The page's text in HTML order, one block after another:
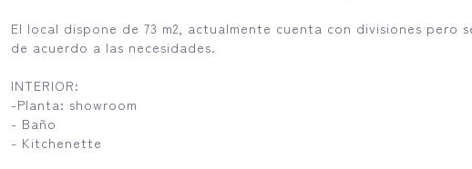
El local dispone de 73 m2, actualmente cuenta con divisiones pero
de acuerdo a las necesidades.
INTERIOR:
-Planta: showroom
- Baño
- Kitchenette